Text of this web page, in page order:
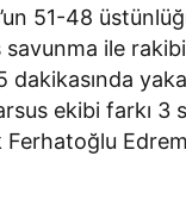
51-48
ile
ekibi farkı 3
Ferhatoğlu